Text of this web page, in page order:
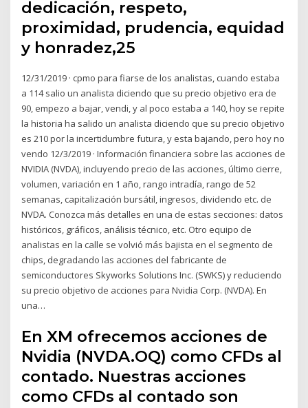
dedicación, respeto,
proximidad, prudencia, equidad
y honradez,25
12/31/2019 · cpmo para fiarse de los analistas, cuando estaba
a 114 salio un analista diciendo que su precio objetivo era de
90, empezo a bajar, vendi, y al poco estaba a 140, hoy se repite
la historia ha salido un analista diciendo que su precio objetivo
es 210 por la incertidumbre futura, y esta bajando, pero hoy no
vendo 12/3/2019 · Información financiera sobre las acciones de
NVIDIA (NVDA), incluyendo precio de las acciones, último cierre,
volumen, variación en 1 año, rango intradía, rango de 52
semanas, capitalización bursátil, ingresos, dividendo etc. de
NVDA. Conozca más detalles en una de estas secciones: datos
históricos, gráficos, análisis técnico, etc. Otro equipo de
analistas en la calle se volvió más bajista en el segmento de
chips, degradando las acciones del fabricante de
semiconductores Skyworks Solutions Inc. (SWKS) y reduciendo
su precio objetivo de acciones para Nvidia Corp. (NVDA). En
una…
En XM ofrecemos acciones de
Nvidia (NVDA.OQ) como CFDs al
contado. Nuestras acciones
como CFDs al contado son